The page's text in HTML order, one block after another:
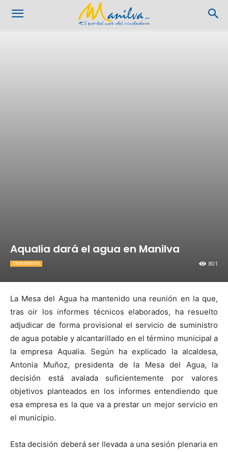
Aqualia dará el agua en Manilva
801
Otras noticias
La Mesa del Agua ha mantenido una reunión en la que,
tras oir los informes técnicos elaborados, ha resuelto
adjudicar de forma provisional el servicio de suministro
de agua potable y alcantarillado en el término municipal a
la empresa Aqualia. Según ha explicado la alcaldesa,
Antonia Muñoz, presidenta de la Mesa del Agua, la
decisión está avalada suficientemente por valores
objetivos planteados en los informes entendiendo que
esa empresa es la que va a prestar un mejor servicio en
el municipio.
Esta decisión deberá ser llevada a una sesión plenaria en